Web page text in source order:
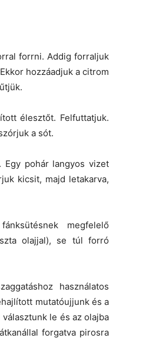
forrni. Addig forraljuk
hozzáadjuk a citrom
élesztőt. Felfuttatjuk.
a sót.
pohár langyos vizet
kicsit, majd letakarva,
megfelelő
olajjal), se túl forró
használatos
mutatóujjunk és a
le és az olajba
forgatva pirosra